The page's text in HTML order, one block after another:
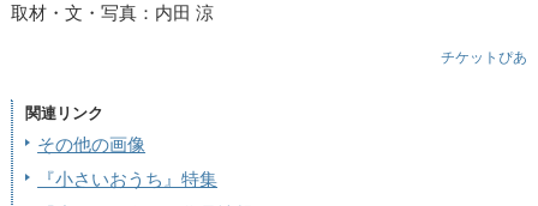
取材・文・写真：内田 涼
チケットぴあ
関連リンク
その他の画像
『小さいおうち』特集